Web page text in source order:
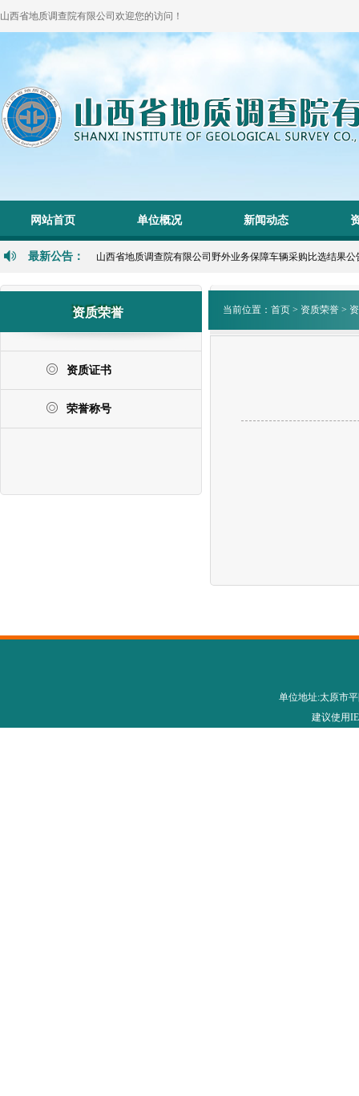
山西省地质调查院有限公司欢迎您的访问！
网站首页 单位概况 新闻动态
最新公告： 山西省地质调查院有限公司野外业务保障车辆采购比选结果公
资质荣誉
资质证书
荣誉称号
当前位置： 首页 > 资质荣誉 >
单位地址:太原市
建议使用